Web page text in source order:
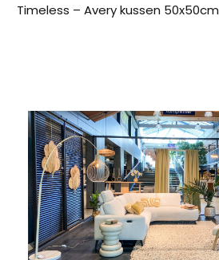
Timeless – Avery kussen 50x50cm